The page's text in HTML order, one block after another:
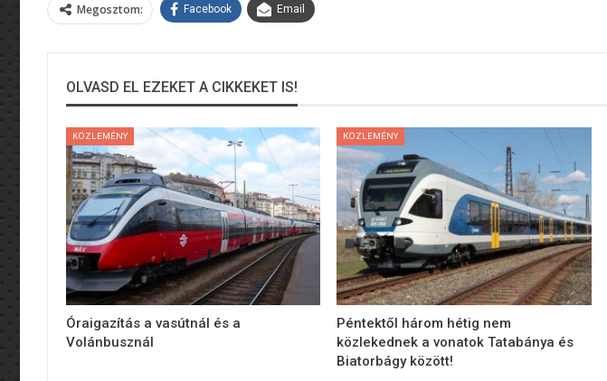
Megosztom: Facebook Email
OLVASD EL EZEKET A CIKKEKET IS!
KÖZLEMÉNY
Óraigazítás a vasútnál és a
Volánbusznál
KÖZLEMÉNY
Péntektől három hétig nem
közlekednek a vonatok Tatabánya és
Biatorbágy között!